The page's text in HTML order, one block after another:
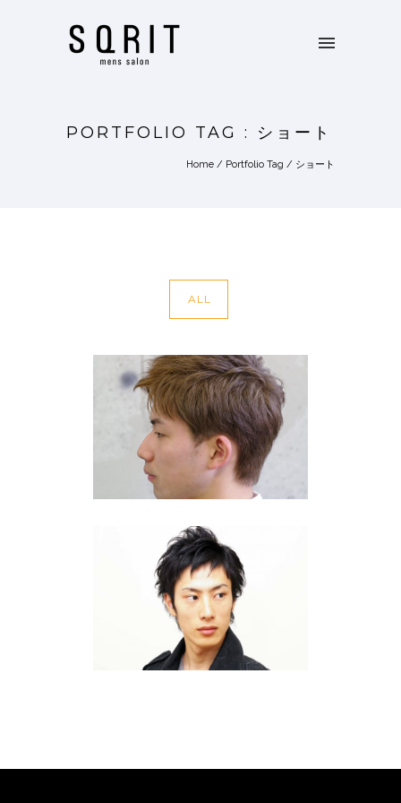
PORTFOLIO TAG : ショート
Home / Portfolio Tag / ショート
ALL
2024春夏 ハイトーンカラー ア
ッシュ
·ショート
全体を同じ長さにカットしたセ
イムレイヤーのショートスタイ
ル
10・20代·ショート